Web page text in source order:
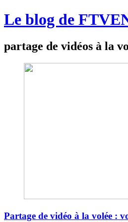
Le blog de
partage de vidéos à la
Partage de vidéo à la volée :